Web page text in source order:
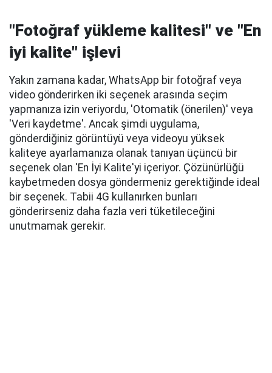
"Fotoğraf yükleme kalitesi" ve "En
iyi kalite" işlevi
Yakın zamana kadar, WhatsApp bir fotoğraf veya
video gönderirken iki seçenek arasında seçim
yapmanıza izin veriyordu, 'Otomatik (önerilen)' veya
'Veri kaydetme'. Ancak şimdi uygulama,
gönderdiğiniz görüntüyü veya videoyu yüksek
kaliteye ayarlamanıza olanak tanıyan üçüncü bir
seçenek olan 'En İyi Kalite'yi içeriyor. Çözünürlüğü
kaybetmeden dosya göndermeniz gerektiğinde ideal
bir seçenek. Tabii 4G kullanırken bunları
gönderirseniz daha fazla veri tüketileceğini
unutmamak gerekir.